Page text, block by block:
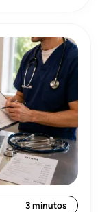
3 minutos